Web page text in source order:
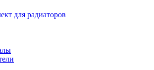
для радиаторов